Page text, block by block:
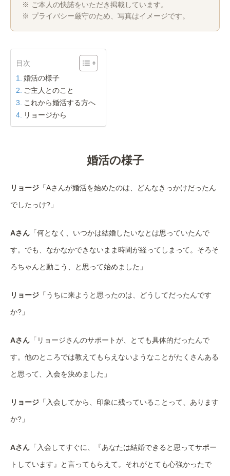
※ ご本人の快諾をいただき掲載しています。
※ プライバシー厳守のため、写真はイメージです。
目次
婚活の様子
ご主人とのこと
これから婚活する方へ
リョージから
婚活の様子
リョージ 「Aさんが婚活を始めたのは、どんなきっかけだったん
でしたっけ?」
Aさん 「何となく、いつかは結婚したいなとは思っていたんで
す。でも、なかなかできないまま時間が経ってしまって。そろそ
ろちゃんと動こう、と思って始めました」
リョージ 「うちに来ようと思ったのは、どうしてだったんです
か?」
Aさん 「リョージさんのサポートが、とても具体的だったんで
す。他のところでは教えてもらえないようなことがたくさんある
と思って、入会を決めました」
リョージ 「入会してから、印象に残っていることって、あります
か?」
Aさん 「入会してすぐに、『あなたは結婚できると思ってサポー
トしています』と言ってもらえて。それがとても心強かったで